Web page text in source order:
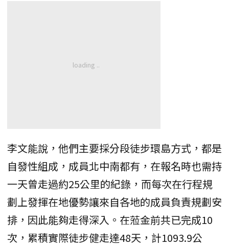
李文能說，他們主要採分段徒步環島方式，都是
自發性組成，成員北中南都有，在報名時也需持
一天曾走過約25公里的紀錄，而每次在行程規
劃上發揮在地優勢讓來自各地的成員負責規劃安
排，因此能夠走得深入。在蒞金前共已完成10
次，累積實際徒步健走達48天，計1093.9公